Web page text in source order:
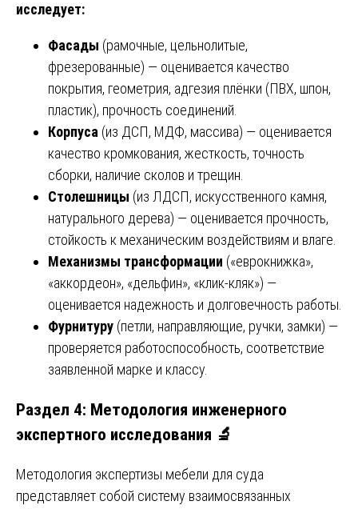
исследует:
Фасады (рамочные, цельнолитые,
фрезерованные) — оценивается качество
покрытия, геометрия, адгезия плёнки (ПВХ, шпон,
пластик), прочность соединений.
Корпуса (из ДСП, МДФ, массива) — оценивается
качество кромкования, жесткость, точность
сборки, наличие сколов и трещин.
Столешницы (из ЛДСП, искусственного камня,
натурального дерева) — оценивается прочность,
стойкость к механическим воздействиям и влаге.
Механизмы трансформации («еврокнижка»,
«аккордеон», «дельфин», «клик-кляк») —
оценивается надежность и долговечность работы.
Фурнитуру (петли, направляющие, ручки, замки) —
проверяется работоспособность, соответствие
заявленной марке и классу.
Раздел 4: Методология инженерного
экспертного исследования 🔬
Методология экспертизы мебели для суда
представляет собой систему взаимосвязанных